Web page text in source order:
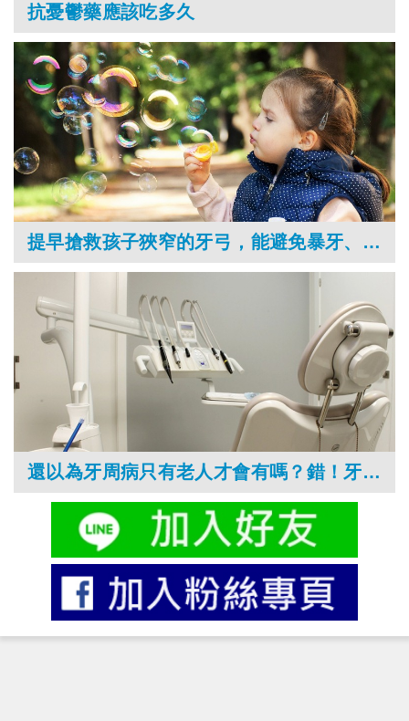
抗憂鬱藥應該吃多久
提早搶救孩子狹窄的牙弓，能避免暴牙、戽斗或咬合不正而要矯正牙齒？
還以為牙周病只有老人才會有嗎？錯！牙科治療全自費，小心別讓牙齒吃掉你的存款